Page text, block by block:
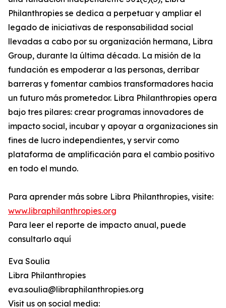
Philanthropies se dedica a perpetuar y ampliar el
legado de iniciativas de responsabilidad social
llevadas a cabo por su organización hermana, Libra
Group, durante la última década. La misión de la
fundación es empoderar a las personas, derribar
barreras y fomentar cambios transformadores hacia
un futuro más prometedor. Libra Philanthropies opera
bajo tres pilares: crear programas innovadores de
impacto social, incubar y apoyar a organizaciones sin
fines de lucro independientes, y servir como
plataforma de amplificación para el cambio positivo
en todo el mundo.
Para aprender más sobre Libra Philanthropies, visite:
www.libraphilanthropies.org
Para leer el reporte de impacto anual, puede
consultarlo aquí
Eva Soulia
Libra Philanthropies
eva.soulia@libraphilanthropies.org
Visit us on social media: